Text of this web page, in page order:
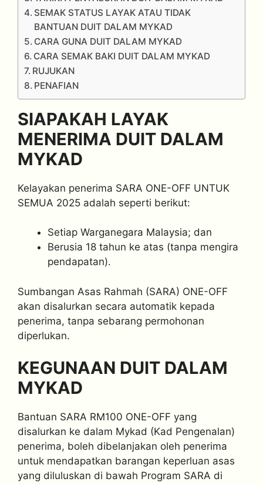
SEMAK STATUS LAYAK ATAU TIDAK
BANTUAN DUIT DALAM MYKAD
CARA GUNA DUIT DALAM MYKAD
CARA SEMAK BAKI DUIT DALAM MYKAD
RUJUKAN
PENAFIAN
SIAPAKAH LAYAK
MENERIMA DUIT DALAM
MYKAD
Kelayakan penerima SARA ONE-OFF UNTUK
SEMUA 2025 adalah seperti berikut:
Setiap Warganegara Malaysia; dan
Berusia 18 tahun ke atas (tanpa mengira
pendapatan).
Sumbangan Asas Rahmah (SARA) ONE-OFF
akan disalurkan secara automatik kepada
penerima, tanpa sebarang permohonan
diperlukan.
KEGUNAAN DUIT DALAM
MYKAD
Bantuan SARA RM100 ONE-OFF yang
disalurkan ke dalam Mykad (Kad Pengenalan)
penerima, boleh dibelanjakan oleh penerima
untuk mendapatkan barangan keperluan asas
yang diluluskan di bawah Program SARA di